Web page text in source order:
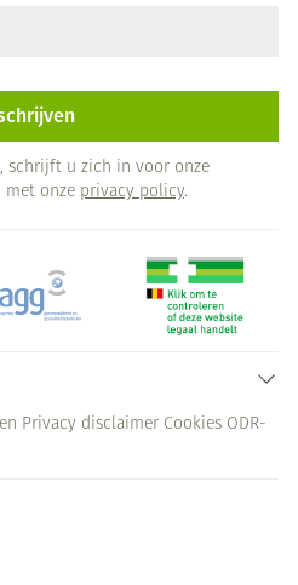
schrijft u zich in voor onze
met onze privacy policy.
Privacy disclaimer Cookies ODR-